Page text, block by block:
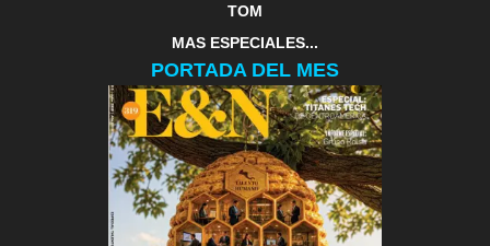
TOM
MAS ESPECIALES...
PORTADA DEL MES